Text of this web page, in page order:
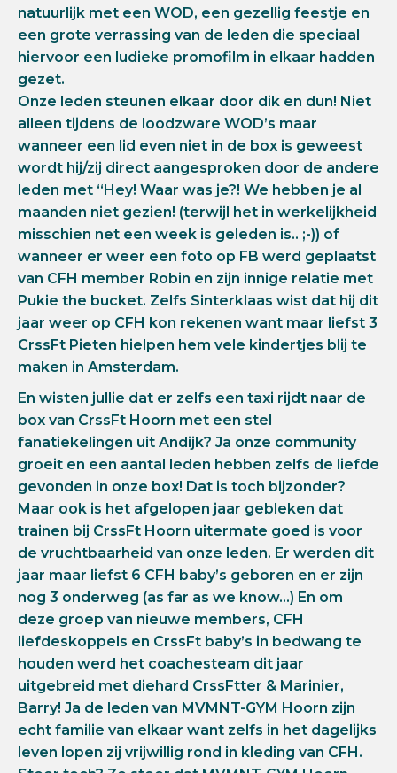
natuurlijk met een WOD, een gezellig feestje en
een grote verrassing van de leden die speciaal
hiervoor een ludieke promofilm in elkaar hadden
gezet.
Onze leden steunen elkaar door dik en dun! Niet
alleen tijdens de loodzware WOD’s maar
wanneer een lid even niet in de box is geweest
wordt hij/zij direct aangesproken door de andere
leden met “Hey! Waar was je?! We hebben je al
maanden niet gezien! (terwijl het in werkelijkheid
misschien net een week is geleden is.. ;-)) of
wanneer er weer een foto op FB werd geplaatst
van CFH member Robin en zijn innige relatie met
Pukie the bucket. Zelfs Sinterklaas wist dat hij dit
jaar weer op CFH kon rekenen want maar liefst 3
CrssFt Pieten hielpen hem vele kindertjes blij te
maken in Amsterdam.
En wisten jullie dat er zelfs een taxi rijdt naar de
box van CrssFt Hoorn met een stel
fanatiekelingen uit Andijk? Ja onze community
groeit en een aantal leden hebben zelfs de liefde
gevonden in onze box! Dat is toch bijzonder?
Maar ook is het afgelopen jaar gebleken dat
trainen bij CrssFt Hoorn uitermate goed is voor
de vruchtbaarheid van onze leden. Er werden dit
jaar maar liefst 6 CFH baby’s geboren en er zijn
nog 3 onderweg (as far as we know…) En om
deze groep van nieuwe members, CFH
liefdeskoppels en CrssFt baby’s in bedwang te
houden werd het coachesteam dit jaar
uitgebreid met diehard CrssFtter & Marinier,
Barry! Ja de leden van MVMNT-GYM Hoorn zijn
echt familie van elkaar want zelfs in het dagelijks
leven lopen zij vrijwillig rond in kleding van CFH.